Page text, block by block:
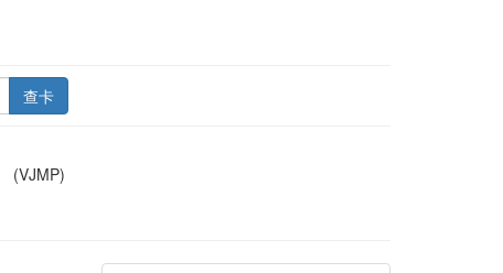
查卡
(VJMP)